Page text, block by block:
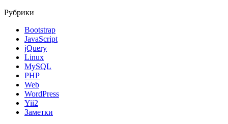
Рубрики
Bootstrap
JavaScript
jQuery
Linux
MySQL
PHP
Web
WordPress
Yii2
Заметки